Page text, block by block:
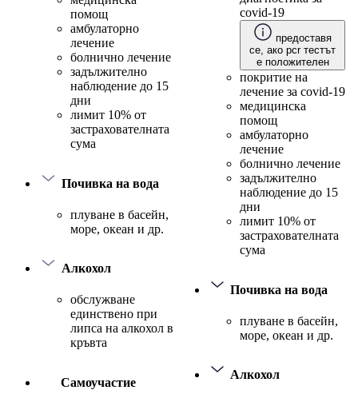
помощ
амбулаторно
лечение
болнично лечение
задължително
наблюдение до 15
дни
лимит 10% от
застрахователната
сума
Почивка на вода
плуване в басейн,
море, океан и др.
Алкохол
обслужване
единствено при
липса на алкохол в
кръвта
Самоучастие
covid-19
предоставя
се, ако pcr тестът
е положителен
покритие на
лечение за covid-19
медицинска
помощ
амбулаторно
лечение
болнично лечение
задължително
наблюдение до 15
дни
лимит 10% от
застрахователната
сума
Почивка на вода
плуване в басейн,
море, океан и др.
Алкохол